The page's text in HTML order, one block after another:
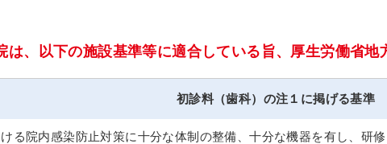
、以下の施設基準等に適合している旨、厚生労働省地
初診料（歯科）の注１に掲げる基準
る院内感染防止対策に十分な体制の整備、十分な機器を有し、研